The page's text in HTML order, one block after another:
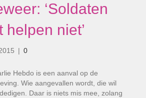
‘Soldaten
helpen niet’
| 0
Hebdo is een aanval op de
Wie aangevallen wordt, die wil
Daar is niets mis mee, zolang